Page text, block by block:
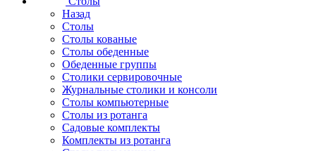
Назад
Столы
Столы кованые
Столы обеденные
Обеденные группы
Столики сервировочные
Журнальные столики и консоли
Столы компьютерные
Столы из ротанга
Садовые комплекты
Комплекты из ротанга